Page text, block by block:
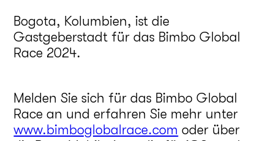
Bogota, Kolumbien, ist die
Gastgeberstadt für das Bimbo Global
Race 2024.
Melden Sie sich für das Bimbo Global
Race an und erfahren Sie mehr unter
www.bimboglobalrace.com oder über